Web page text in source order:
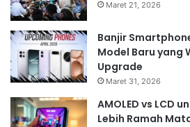
Maret 21, 2026
Banjir
Model Baru yang
Upgrade
Maret 31, 2026
AMOLED vs LCD
Lebih Ramah